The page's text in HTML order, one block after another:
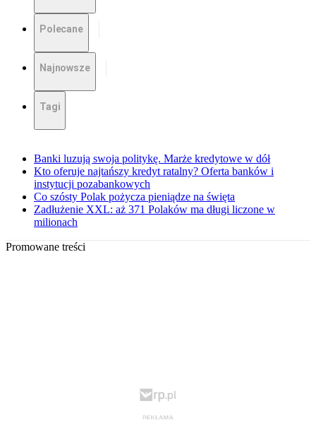
Polecane
Najnowsze
Tagi
Banki luzują swoja politykę. Marże kredytowe w dół
Kto oferuje najtańszy kredyt ratalny? Oferta banków i
instytucji pozabankowych
Co szósty Polak pożycza pieniądze na święta
Zadłużenie XXL: aż 371 Polaków ma długi liczone w
milionach
Promowane treści